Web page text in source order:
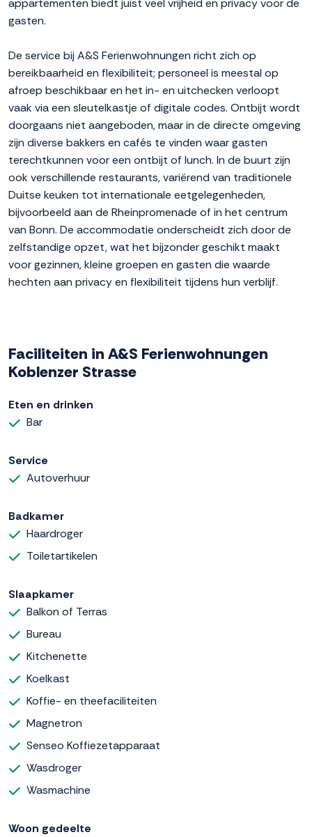
appartementen biedt juist veel vrijheid en privacy voor de
gasten.
De service bij A&S Ferienwohnungen richt zich op
bereikbaarheid en flexibiliteit; personeel is meestal op
afroep beschikbaar en het in- en uitchecken verloopt
vaak via een sleutelkastje of digitale codes. Ontbijt wordt
doorgaans niet aangeboden, maar in de directe omgeving
zijn diverse bakkers en cafés te vinden waar gasten
terechtkunnen voor een ontbijt of lunch. In de buurt zijn
ook verschillende restaurants, variërend van traditionele
Duitse keuken tot internationale eetgelegenheden,
bijvoorbeeld aan de Rheinpromenade of in het centrum
van Bonn. De accommodatie onderscheidt zich door de
zelfstandige opzet, wat het bijzonder geschikt maakt
voor gezinnen, kleine groepen en gasten die waarde
hechten aan privacy en flexibiliteit tijdens hun verblijf.
Faciliteiten in A&S Ferienwohnungen
Koblenzer Strasse
Eten en drinken
Bar
Service
Autoverhuur
Badkamer
Haardroger
Toiletartikelen
Slaapkamer
Balkon of Terras
Bureau
Kitchenette
Koelkast
Koffie- en theefaciliteiten
Magnetron
Senseo Koffiezetapparaat
Wasdroger
Wasmachine
Woon gedeelte